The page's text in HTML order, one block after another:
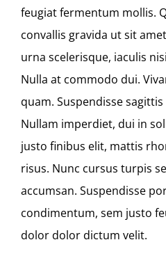
feugiat fermentum mollis.
convallis gravida ut sit
urna scelerisque, iaculis
Nulla at commodo dui.
quam. Suspendisse
Nullam imperdiet, dui in
justo finibus elit, mattis
risus. Nunc cursus turpis
accumsan. Suspendisse
condimentum, sem justo
dolor dolor dictum velit.